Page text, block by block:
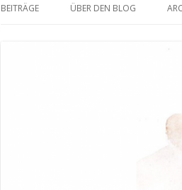
BEITRÄGE ÜBER DEN BLOG